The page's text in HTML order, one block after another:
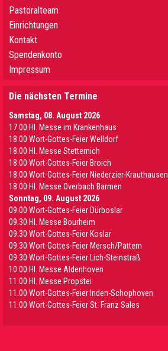
Pastoralteam
Einrichtungen
Kontakt
Spendenkonto
Impressum
Die nächsten Termine
Samstag, 08. August 2026
17.00 Hl. Messe im Krankenhaus
18.00 Wort-Gottes-Feier Welldorf
18.00 Hl. Messe Stetternich
18.00 Wort-Gottes-Feier Broich
18.00 Wort-Gottes-Feier Niederzier-Krauthausen
18.00 Hl. Messe Overbach Barmen
Sonntag, 09. August 2026
09.00 Wort-Gottes-Feier Dürboslar
09.30 HI. Messe Bourheim
09.30 Wort-Gottes-Feier Koslar
09.30 Wort-Gottes-Feier Mersch/Pattern
09.30 Wort-Gottes-Feier Lich-Steinstraß
10.00 Hl. Messe Aldenhoven
11.00 Hl. Messe Propstei
11.00 Wort-Gottes-Feier Inden-Schophoven
11.00 Wort-Gottes-Feier St. Franz Sales